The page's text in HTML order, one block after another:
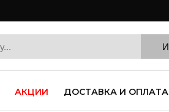
АКЦИИ ДОСТАВКА И ОПЛАТА